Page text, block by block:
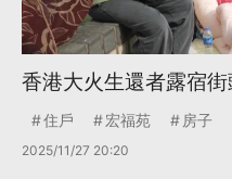
香港大火生還者露宿
住戶 宏福苑 房子
2025/11/27 20:20